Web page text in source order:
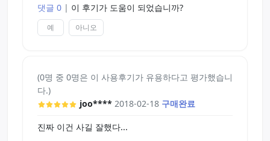
댓글 0 | 이 후기가 도움이 되었습니까?
예 아니오
(0명 중 0명은 이 사용후기가 유용하다고 평가했습니
다.)
joo**** 2018-02-18 구매완료
진짜 이건 사길 잘했다...